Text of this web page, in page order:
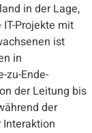
in der Lage,
Projekte mit
ist
in
zu-Ende-
der Leitung bis
der